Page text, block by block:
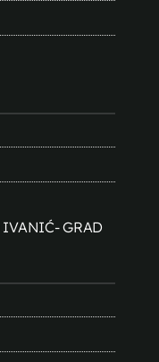
IVANIĆ- GRAD